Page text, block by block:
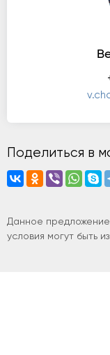
Поделиться в
Данное
условия могут быть